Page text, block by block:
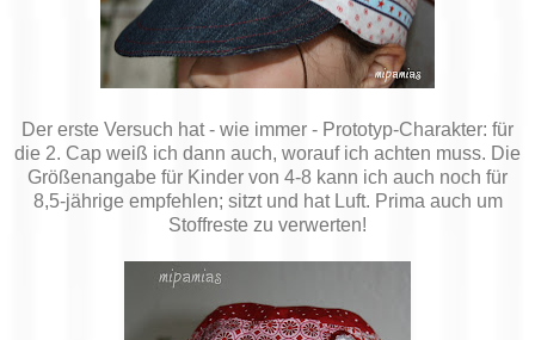
Der erste Versuch hat - wie immer - Prototyp-Charakter: für
die 2. Cap weiß ich dann auch, worauf ich achten muss. Die
Größenangabe für Kinder von 4-8 kann ich auch noch für
8,5-jährige empfehlen; sitzt und hat Luft. Prima auch um
Stoffreste zu verwerten!